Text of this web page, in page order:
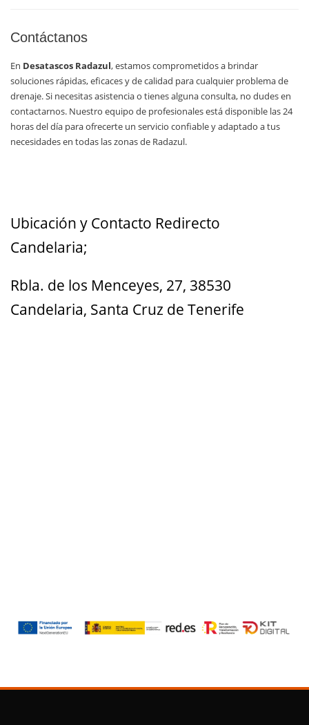
Contáctanos
En Desatascos Radazul, estamos comprometidos a brindar
soluciones rápidas, eficaces y de calidad para cualquier problema de
drenaje. Si necesitas asistencia o tienes alguna consulta, no dudes en
contactarnos. Nuestro equipo de profesionales está disponible las 24
horas del día para ofrecerte un servicio confiable y adaptado a tus
necesidades en todas las zonas de Radazul.
Ubicación y Contacto Redirecto
Candelaria;
Rbla. de los Menceyes, 27, 38530
Candelaria, Santa Cruz de Tenerife